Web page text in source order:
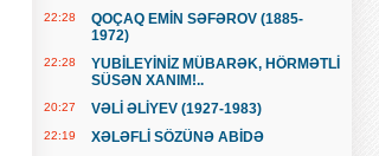
22:28
QOÇAQ EMİN SƏFƏROV (1885-
1972)
22:28
YUBİLEYİNİZ MÜBARƏK, HÖRMƏTLİ
SÜSƏN XANIM!..
20:27 VƏLİ ƏLİYEV (1927-1983)
22:19 XƏLƏFLİ SÖZÜNƏ ABİDƏ